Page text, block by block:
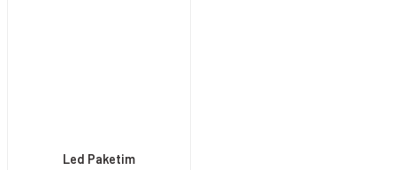
Led Paketim